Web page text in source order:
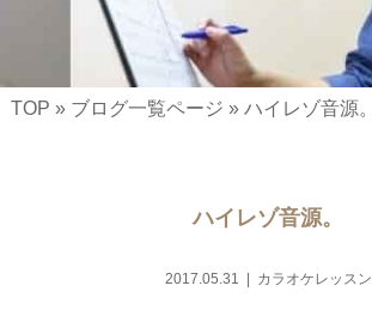
TOP » ブログ一覧ページ » ハイレゾ音源。
ハイレゾ音源。
2017.05.31 カラオケレッスン